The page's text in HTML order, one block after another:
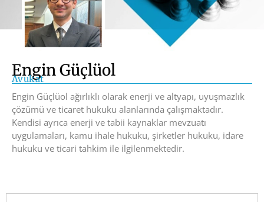
Engin Güçlüol
Avukat
Engin Güçlüol ağırlıklı olarak enerji ve altyapı, uyuşmazlık
çözümü ve ticaret hukuku alanlarında çalışmaktadır.
Kendisi ayrıca enerji ve tabii kaynaklar mevzuatı
uygulamaları, kamu ihale hukuku, şirketler hukuku, idare
hukuku ve ticari tahkim ile ilgilenmektedir.